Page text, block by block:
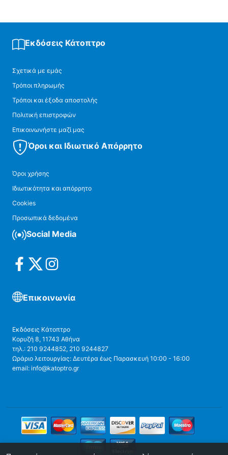
Εκδόσεις Κάτοπτρο
Σχετικά με εμάς
Τρόποι πληρωμής
Τρόποι και έξοδα αποστολής
Πολιτική επιστροφών
Επικοινωνήστε μαζί μας
Όροι και Ιδιωτικό Απόρρητο
Όροι χρήσης
Ιδιωτικότητα και απόρρητο
Cookies
Προσωπικά δεδομένα
Social Media
Επικοινωνία
Εκδόσεις Κάτοπτρο
Κορυζή 8, 11743 Αθήνα
τηλ.: 210 9244852, 210 9244827
Ωράριο λειτουργίας: Δευτέρα έως Παρασκευή 10:00 - 16:00
email: info@katoptro.gr